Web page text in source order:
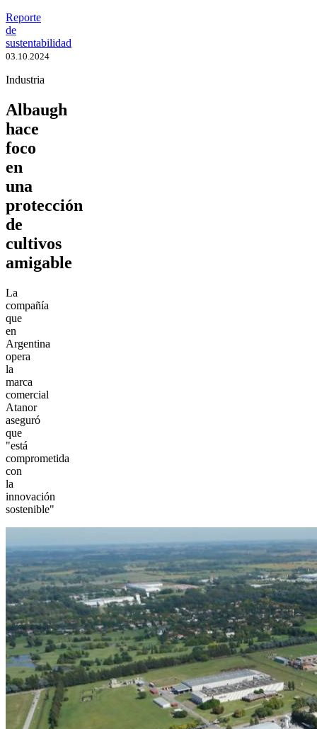
Reporte
de
sustentabilidad
03.10.2024
Industria
Albaugh
hace
foco
en
una
protección
de
cultivos
amigable
La
compañía
que
en
Argentina
opera
la
marca
comercial
Atanor
aseguró
que
"está
comprometida
con
la
innovación
sostenible"